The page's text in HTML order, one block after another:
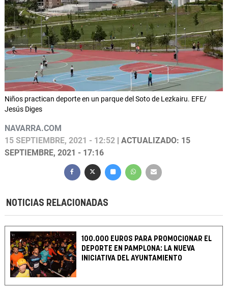
Niños practican deporte en un parque del Soto de Lezkairu. EFE/
Jesús Diges
NAVARRA.COM
15 SEPTIEMBRE, 2021 - 12:52 | ACTUALIZADO: 15
SEPTIEMBRE, 2021 - 17:16
NOTICIAS RELACIONADAS
100.000 EUROS PARA PROMOCIONAR EL
DEPORTE EN PAMPLONA: LA NUEVA
INICIATIVA DEL AYUNTAMIENTO